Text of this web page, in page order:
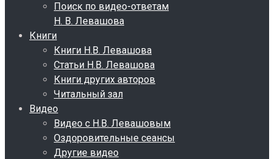
Поиск по видео-ответам
Н. В. Левашова
Книги
Книги Н.В. Левашова
Статьи Н.В. Левашова
Книги других авторов
Читальный зал
Видео
Видео с Н.В. Левашовым
Оздоровительные сеансы
Другие видео